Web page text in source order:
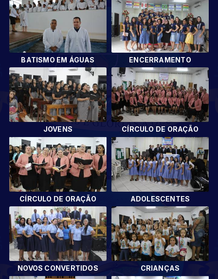
BATISMO EM ÁGUAS ENCERRAMENTO
JOVENS CÍRCULO DE ORAÇÃO
CÍRCULO DE ORAÇÃO ADOLESCENTES
NOVOS CONVERTIDOS CRIANÇAS